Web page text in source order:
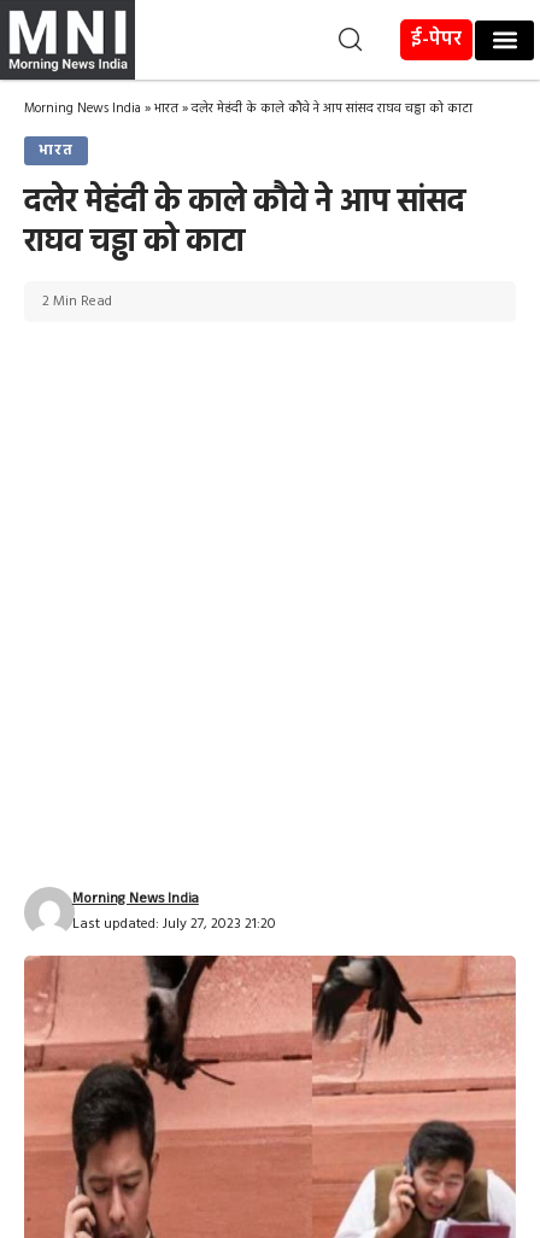
ई-पेपर
Morning News India »भारत»दलेर मेहंदी के काले कौवे ने आप सांसद राघव चड्ढा को काटा
भारत
दलेर मेहंदी के काले कौवे ने आप सांसद
राघव चड्ढा को काटा
Last updated: July 27, 2023 21:20
Morning News India
2 Min Read